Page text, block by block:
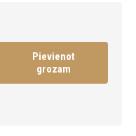
Pievienot
grozam